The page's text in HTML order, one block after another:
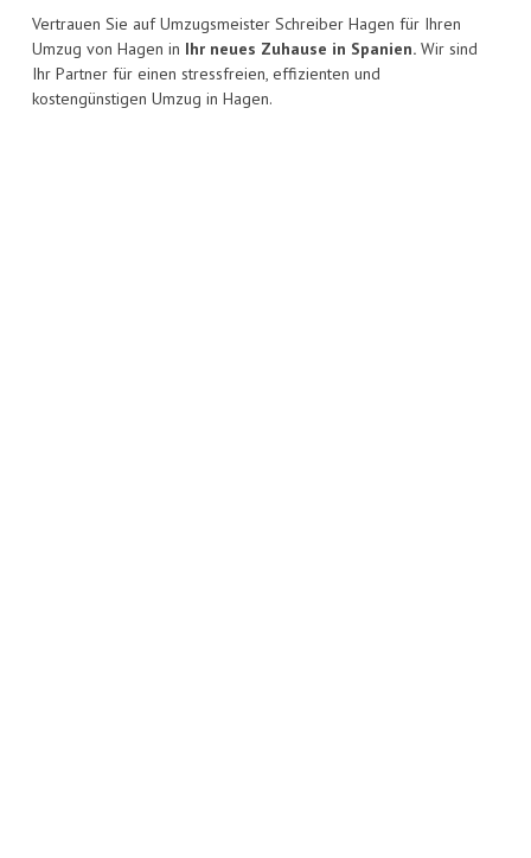
Vertrauen Sie auf Umzugsmeister Schreiber Hagen für Ihren
Umzug von Hagen in Ihr neues Zuhause in Spanien. Wir sind
Ihr Partner für einen stressfreien, effizienten und
kostengünstigen Umzug in Hagen.